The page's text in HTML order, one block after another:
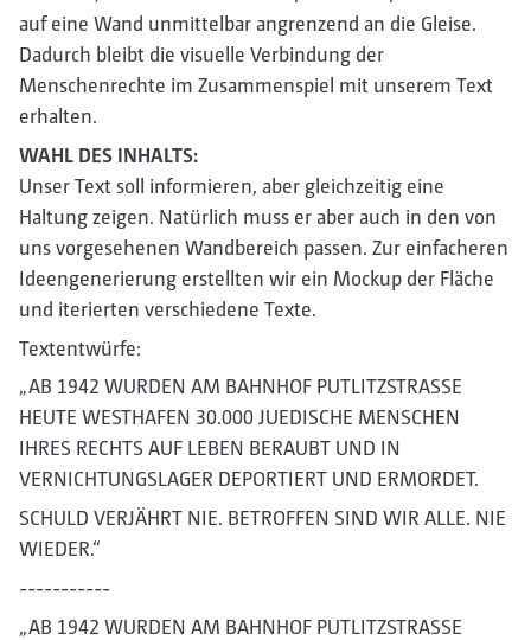
auf eine Wand unmittelbar angrenzend an die Gleise.
Dadurch bleibt die visuelle Verbindung der
Menschenrechte im Zusammenspiel mit unserem Text
erhalten.
WAHL DES INHALTS:
Unser Text soll informieren, aber gleichzeitig eine
Haltung zeigen. Natürlich muss er aber auch in den von
uns vorgesehenen Wandbereich passen. Zur einfacheren
Ideengenerierung erstellten wir ein Mockup der Fläche
und iterierten verschiedene Texte.
Textentwürfe:
„AB 1942 WURDEN AM BAHNHOF PUTLITZSTRASSE
HEUTE WESTHAFEN 30.000 JUEDISCHE MENSCHEN
IHRES RECHTS AUF LEBEN BERAUBT UND IN
VERNICHTUNGSLAGER DEPORTIERT UND ERMORDET.
SCHULD VERJÄHRT NIE. BETROFFEN SIND WIR ALLE. NIE
WIEDER.“
-----------
„AB 1942 WURDEN AM BAHNHOF PUTLITZSTRASSE